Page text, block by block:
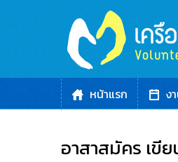
หน้าแรก ง
อาสาสมัคร เขี